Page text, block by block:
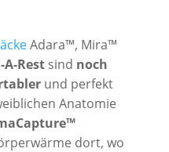
Adara™, Mira™
Restsind noch
und perfekt
Anatomie
dort, wo